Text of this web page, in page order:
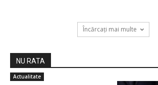
Încărcați mai multe
NU RATA
Actualitate